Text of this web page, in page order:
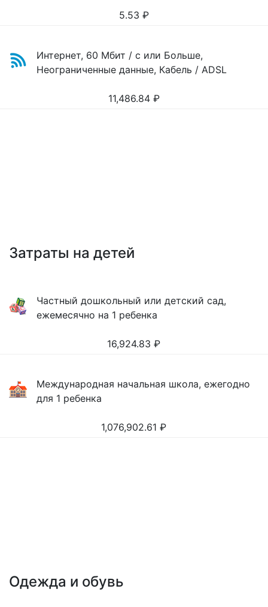
5.53 ₽
Интернет, 60 Мбит / с или Больше,
Неограниченные данные, Кабель / ADSL
11,486.84 ₽
Затраты на детей
Частный дошкольный или детский сад,
ежемесячно на 1 ребенка
16,924.83 ₽
Международная начальная школа, ежегодно
для 1 ребенка
1,076,902.61 ₽
Одежда и обувь